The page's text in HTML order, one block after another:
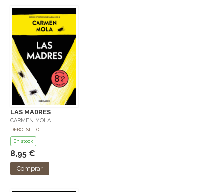
LAS MADRES
CARMEN MOLA
DEBOLSILLO
En stock
8,95 €
Comprar